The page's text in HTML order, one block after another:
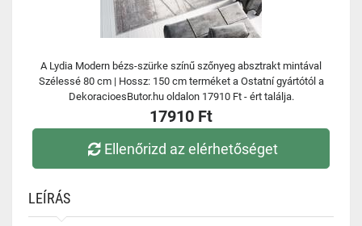
A Lydia Modern bézs-szürke színű szőnyeg absztrakt mintával
Szélessé 80 cm | Hossz: 150 cm terméket a Ostatní gyártótól a
DekoracioesButor.hu oldalon 17910 Ft - ért találja.
17910 Ft
Ellenőrizd az elérhetőséget
LEÍRÁS